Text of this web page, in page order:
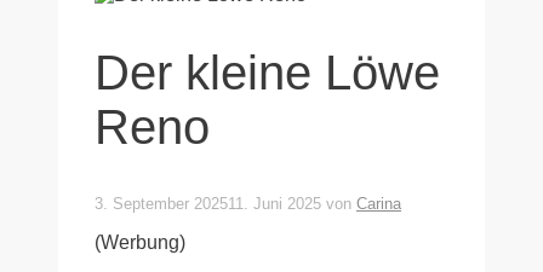
Der kleine Löwe
Reno
3. September 202511. Juni 2025 von Carina
(Werbung)